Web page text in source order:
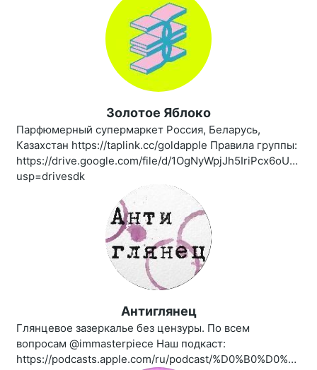
Золотое Яблоко
Парфюмерный супермаркет Россия, Беларусь,
Казахстан https://taplink.cc/goldapple Правила группы:
https://drive.google.com/file/d/
usp=drivesdk
Антиглянец
Глянцевое зазеркалье без цензуры. По всем
вопросам @immasterpiece Наш подкаст:
https://podcasts.apple.com/ru/podcast/%D0%B0%D0%BD%D1%82%D0%B8%D0%B3%D0%BB%D1%8F%D0%BD%D0%B5%D1%86/id1461850339